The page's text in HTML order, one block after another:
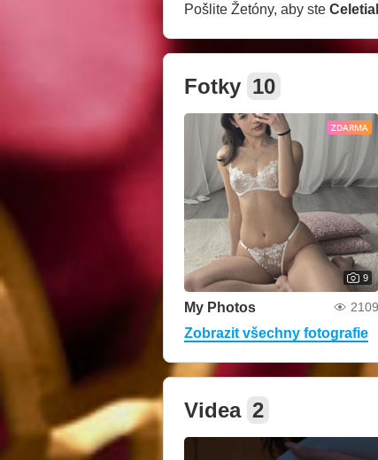
Pošlite Žetóny, aby ste
Fotky 10
ZDARMA
9
My Photos 2109
Zobrazit všechny fotografie
Videa 2